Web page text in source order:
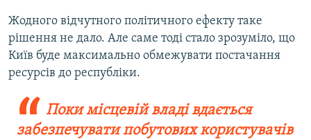
Жодного відчутного політичного ефекту таке
рішення не дало. Але саме тоді стало зрозуміло, що
Київ буде максимально обмежувати постачання
ресурсів до республіки.
Поки місцевій владі вдається
забезпечувати побутових користувачів